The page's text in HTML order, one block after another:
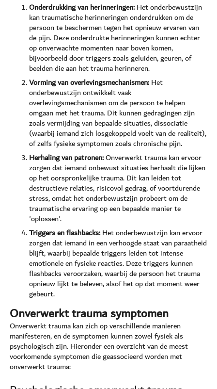
Onderdrukking van herinneringen:Het onderbewustzijn
kan traumatische herinneringen onderdrukken om de
persoon te beschermen tegen het opnieuw ervaren van
de pijn. Deze onderdrukte herinneringen kunnen echter
op onverwachte momenten naar boven komen,
bijvoorbeeld door triggers zoals geluiden, geuren, of
beelden die aan het trauma herinneren.
Vorming van overlevingsmechanismen:Het
onderbewustzijn ontwikkelt vaak
overlevingsmechanismen om de persoon te helpen
omgaan met het trauma. Dit kunnen gedragingen zijn
zoals vermijding van bepaalde situaties, dissociatie
(waarbij iemand zich losgekoppeld voelt van de realiteit),
of zelfs fysieke symptomen zoals chronische pijn.
Herhaling van patronen:Onverwerkt trauma kan ervoor
zorgen dat iemand onbewust situaties herhaalt die lijken
op het oorspronkelijke trauma. Dit kan leiden tot
destructieve relaties, risicovol gedrag, of voortdurende
stress, omdat het onderbewustzijn probeert om de
traumatische ervaring op een bepaalde manier te
'oplossen'.
Triggers en flashbacks:Het onderbewustzijn kan ervoor
zorgen dat iemand in een verhoogde staat van paraatheid
blijft, waarbij bepaalde triggers leiden tot intense
emotionele en fysieke reacties. Deze triggers kunnen
flashbacks veroorzaken, waarbij de persoon het trauma
opnieuw lijkt te beleven, alsof het op dat moment weer
gebeurt.
Onverwerkt trauma symptomen
Onverwerkt trauma kan zich op verschillende manieren
manifesteren, en de symptomen kunnen zowel fysiek als
psychologisch zijn. Hieronder een overzicht van de meest
voorkomende symptomen die geassocieerd worden met
onverwerkt trauma: